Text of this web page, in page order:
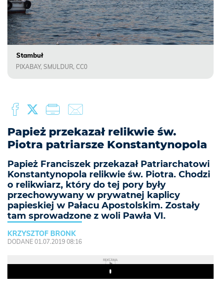
Stambuł
PIXABAY, SMULDUR, CC0
Papież przekazał relikwie św.
Piotra patriarsze Konstantynopola
Papież Franciszek przekazał Patriarchatowi
Konstantynopola relikwie św. Piotra. Chodzi
o relikwiarz, który do tej pory były
przechowywany w prywatnej kaplicy
papieskiej w Pałacu Apostolskim. Zostały
tam sprowadzone z woli Pawła VI.
KRZYSZTOF BRONK
DODANE 01.07.2019 08:16
REKLAMA
Play